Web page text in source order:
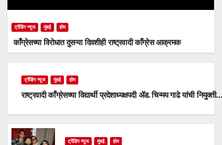
ट्रेंडिंग न्यूज मुंबई होम
काँग्रेसच्या विरोधात दुसऱ्या दिवशीही राष्ट्रवादी काँग्रेस आक्रमक
ट्रेंडिंग न्यूज मुंबई होम
राष्ट्रवादी काँग्रेसच्या विद्यार्थी प्रदेशाध्यक्षपदी ॲड. चिन्मय गाढे यांची नियुक्ती…
ट्रेंडिंग न्यूज मुंबई होम